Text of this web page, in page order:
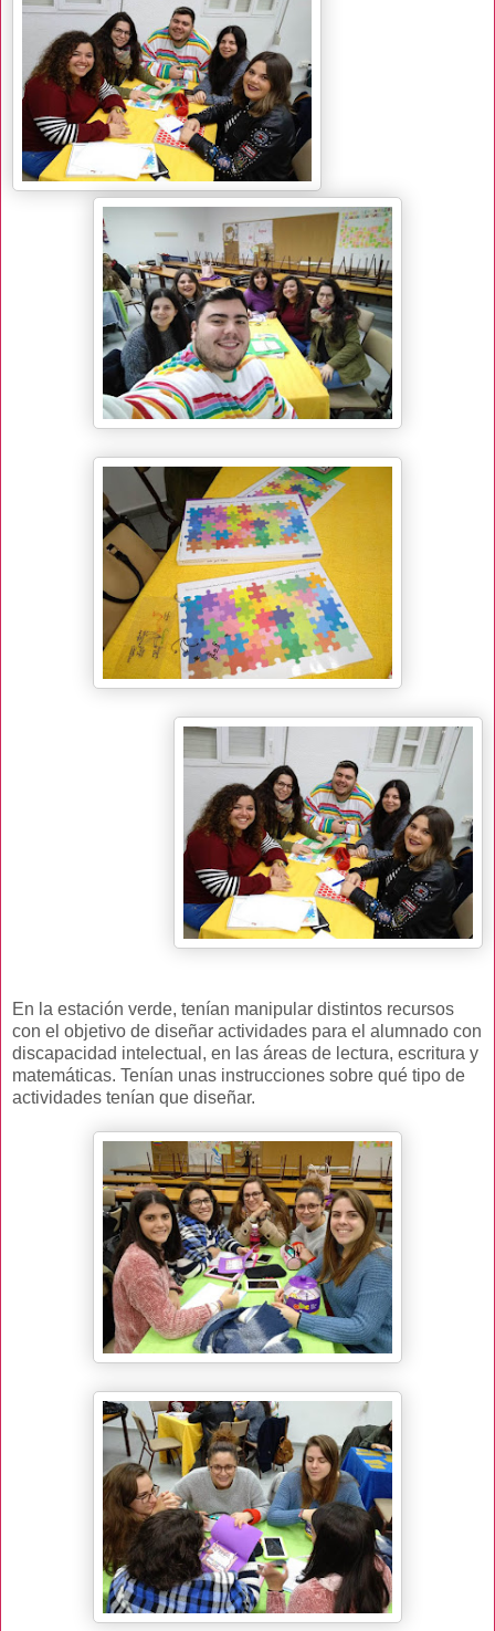
En la estación verde, tenían manipular distintos recursos
con el objetivo de diseñar actividades para el alumnado con
discapacidad intelectual, en las áreas de lectura, escritura y
matemáticas. Tenían unas instrucciones sobre qué tipo de
actividades tenían que diseñar.